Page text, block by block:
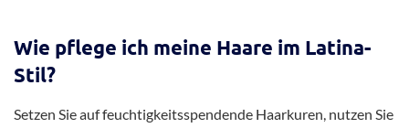
Wie pflege ich meine Haare im Latina-
Stil?
Setzen Sie auf feuchtigkeitsspendende Haarkuren, nutzen Sie